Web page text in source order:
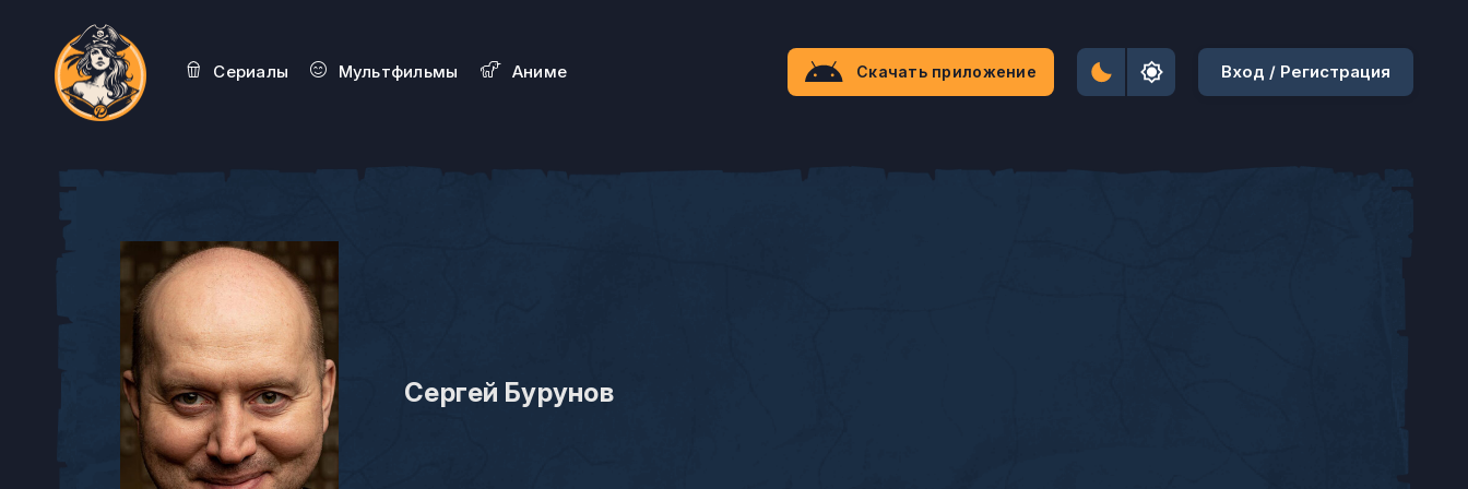
Сериалы Мультфильмы Aниме Скачать приложение Вход / Регистрация
Сергей Бурунов